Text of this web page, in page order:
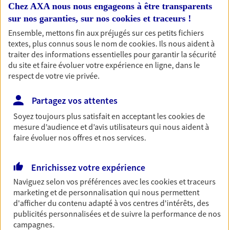
Nos offres phares
Épargne
Réalisez vos projets grâce à votre épargne : achat
immobilier, études des enfants ou voyage autour
du monde… Épargnez à votre rythme et
simplement, selon votre profil.
Préparez sereinement ce nouveau chapitre de
votre vie avec les conseils d'un expert. Découvrez
notre solution PER (Plan Epargne Retraite)
spécialement conçue pour la retraite.
Chez AXA nous nous engageons à être transparents
sur nos garanties, sur nos cookies et traceurs !
Ensemble, mettons fin aux préjugés sur ces petits fichiers
textes, plus connus sous le nom decookies. Ils nous aident à
traiter des informations essentielles pour garantir la sécurité
du site et faire évoluer votre expérience en ligne, dans le
respect de votre vie privée.
Partagez vos attentes
Soyez toujours plus satisfait en acceptant lescookiesde
mesure d’audience et d’avis utilisateurs qui nous aident à
faire évoluer nos offres et nos services.
Enrichissez votre expérience
Naviguez selon vos préférences avec lescookies et traceurs
marketing et de personnalisation qui nous permettent
d'afficher du contenu adapté à vos centres d'intérêts, des
publicités personnalisées et de suivre la performance de nos
campagnes.